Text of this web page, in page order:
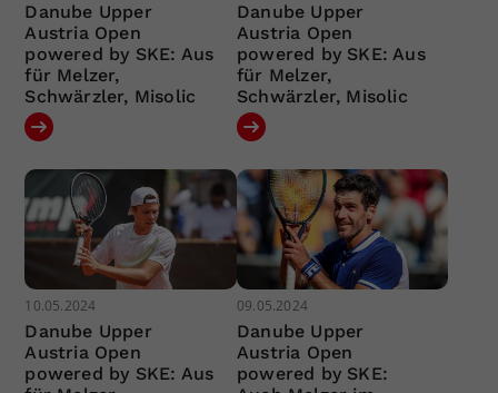
Danube Upper
Austria Open
powered by SKE: Aus
für Melzer,
Schwärzler, Misolic
Danube Upper
Austria Open
powered by SKE: Aus
für Melzer,
Schwärzler, Misolic
10.05.2024
Danube Upper
Austria Open
powered by SKE: Aus
09.05.2024
Danube Upper
Austria Open
powered by SKE: